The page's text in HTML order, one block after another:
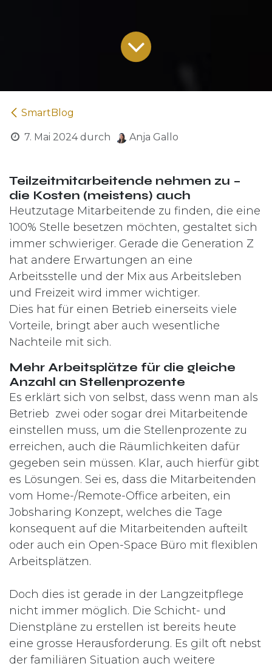
SmartBlog
7. Mai 2024 durch Anja Gallo
Teilzeitmitarbeitende nehmen zu –
die Kosten (meistens) auch
Heutzutage Mitarbeitende zu finden, die eine
100% Stelle besetzen möchten, gestaltet sich
immer schwieriger. Gerade die Generation Z
hat andere Erwartungen an eine
Arbeitsstelle und der Mix aus Arbeitsleben
und Freizeit wird immer wichtiger.
Dies hat für einen Betrieb einerseits viele
Vorteile, bringt aber auch wesentliche
Nachteile mit sich.
Mehr Arbeitsplätze für die gleiche
Anzahl an Stellenprozente
Es erklärt sich von selbst, dass wenn man als
Betrieb zwei oder sogar drei Mitarbeitende
einstellen muss, um die Stellenprozente zu
erreichen, auch die Räumlichkeiten dafür
gegeben sein müssen. Klar, auch hierfür gibt
es Lösungen. Sei es, dass die Mitarbeitenden
vom Home-/Remote-Office arbeiten, ein
Jobsharing Konzept, welches die Tage
konsequent auf die Mitarbeitenden aufteilt
oder auch ein Open-Space Büro mit flexiblen
Arbeitsplätzen.
Doch dies ist gerade in der Langzeitpflege
nicht immer möglich. Die Schicht- und
Dienstpläne zu erstellen ist bereits heute
eine grosse Herausforderung. Es gilt oft nebst
der familiären Situation auch weitere